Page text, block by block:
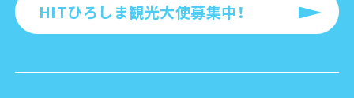
HITひろしま観光大使募集中！